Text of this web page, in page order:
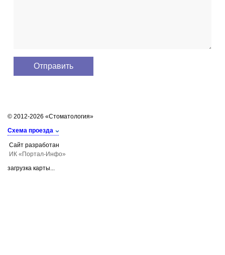
© 2012-2026 «Стоматология»
Схема проезда
Сайт разработан
ИК «Портал-Инфо»
загрузка карты...